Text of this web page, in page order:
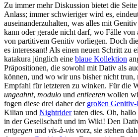
Zu immer mehr Diskussion bietet die Seite
Anlass; immer schwieriger wird es,
auseinanderzuhalten, was alles mit
kann oder gerade nicht darf, wo Fälle von
von partitivem Genitiv vorliegen. Doch
es interessant! Als einen neuen Schritt zu
katakura jünglich eine blaue Kollektion
Präpositionen, die sowohl mit Dativ als
können, und wo wir uns bisher nicht trun,
Empfahl für letzteren zu winken. Für die
ungeahnt, modulo und entleeren wollen
fogen diese drei daher der großen
Kilian und Nightridertaten dies. Oh,
in der Gesellschaft und im Wiki! Den
entgegen und vis-à-vis vorz, sie stehen